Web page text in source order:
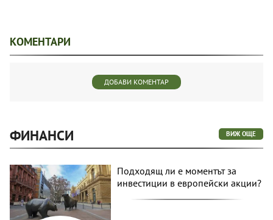
КОМЕНТАРИ
ДОБАВИ КОМЕНТАР
ФИНАНСИ ВИЖ ОЩЕ
Подходящ ли е моментът за
инвестиции в европейски акции?